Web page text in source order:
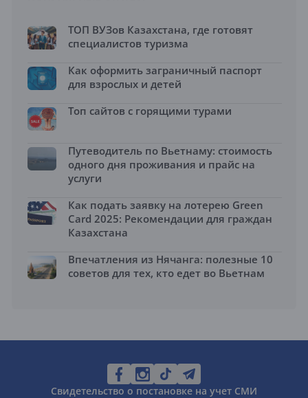
ТОП ВУЗов Казахстана, где готовят
специалистов туризма
Как оформить заграничный паспорт
для взрослых и детей
Топ сайтов с горящими турами
Путеводитель по Вьетнаму: стоимость
одного дня проживания и прайс на
услуги
Как подать заявку на лотерею Green
Card 2025: Рекомендации для граждан
Казахстана
Впечатления из Нячанга: полезные 10
советов для тех, кто едет во Вьетнам
Свидетельство о постановке на учет СМИ